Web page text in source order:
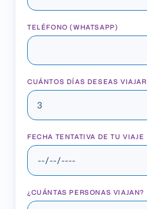
TELÉFONO (WHATSAPP)
CUÁNTOS DÍAS DESEAS VIAJAR
FECHA TENTATIVA DE TU VIAJE
¿CUÁNTAS PERSONAS VIAJAN?